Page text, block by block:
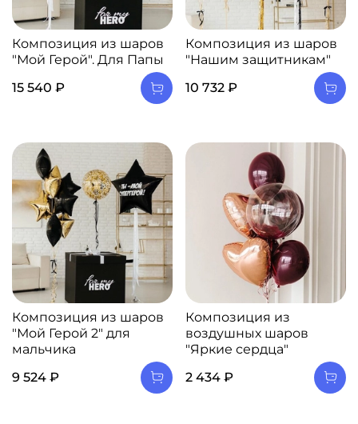
Композиция из шаров
"Мой Герой". Для Папы
15 540 ₽
Композиция из шаров
"Нашим защитникам"
10 732 ₽
Композиция из шаров
"Мой Герой 2" для
мальчика
9 524 ₽
Композиция из
воздушных шаров
"Яркие сердца"
2 434 ₽